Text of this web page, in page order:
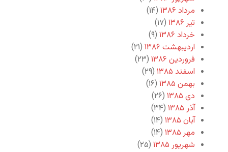
مرداد ۱۳۸۶
(۱۴)
تیر ۱۳۸۶
(۱۷)
خرداد ۱۳۸۶
(۹)
اردیبهشت ۱۳۸۶
(۲۱)
فروردین ۱۳۸۶
(۲۳)
اسفند ۱۳۸۵
(۲۹)
بهمن ۱۳۸۵
(۱۶)
دی ۱۳۸۵
(۲۶)
آذر ۱۳۸۵
(۳۴)
آبان ۱۳۸۵
(۱۴)
مهر ۱۳۸۵
(۱۴)
شهریور ۱۳۸۵
(۲۵)